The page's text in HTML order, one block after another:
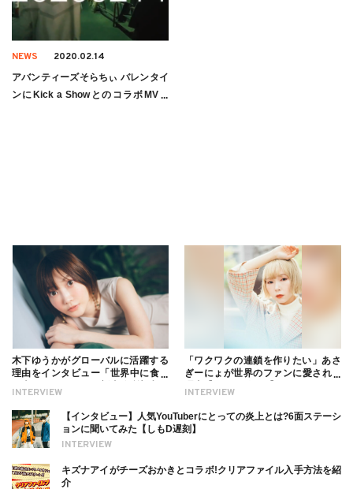
NEWS 2020.02.14
アバンティーズそらちぃ バレンタイ
ンにKick a ShowとのコラボMV発
INTERVIEW
木下ゆうかがグローバルに活躍する
理由をインタビュー「世界中に食べ
ついても
INTERVIEW
「ワクワクの連鎖を作りたい」あさ
ぎーにょが世界のファンに愛される
INTERVIEW
【インタビュー】人気YouTuberにとっての炎上とは?6面ステーシ
ョンに聞いてみた【しもD遅刻】
キズナアイがチーズおかきとコラボ!クリアファイル入手方法を紹
介